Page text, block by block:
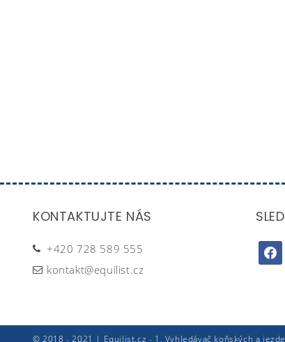
KONTAKTUJTE NÁS
+420 728 589 555
kontakt@equilist.cz
© 2018 - 2021 | Equilist.cz - 1. Vyhledávač koňských a